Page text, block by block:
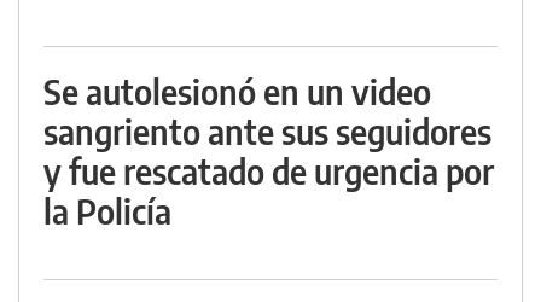
Se autolesionó en un video
sangriento ante sus seguidores
y fue rescatado de urgencia por
la Policía